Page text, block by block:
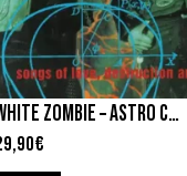
WHITE ZOMBIE – ASTRO CREEP 2000
€